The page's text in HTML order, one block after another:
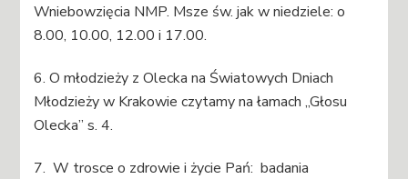
Wniebowzięcia NMP. Msze św. jak w niedziele: o
8.00, 10.00, 12.00 i 17.00.
6. O młodzieży z Olecka na Światowych Dniach
Młodzieży w Krakowie czytamy na łamach „Głosu
Olecka” s. 4.
7. W trosce o zdrowie i życie Pań: badania